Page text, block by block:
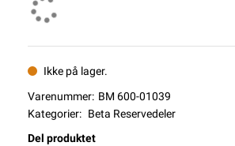
Ikke på lager.
Varenummer: BM 600-01039
Kategorier: Beta Reservedeler
Del produktet